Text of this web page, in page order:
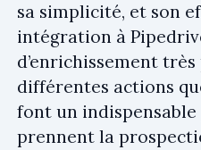
sa simplicité, et son
intégration à
d’enrichissement
différentes actions
font un
prennent la